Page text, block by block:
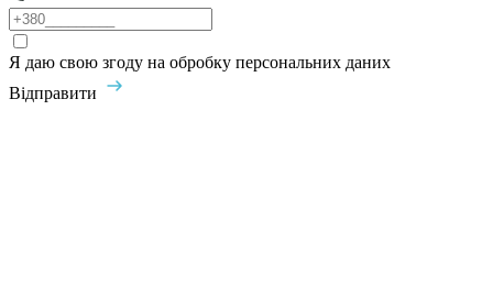
Я даю свою згоду на обробку персональних даних
Відправити